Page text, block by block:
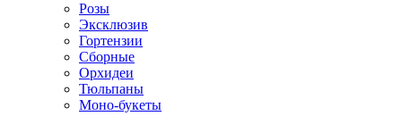
Розы
Эксклюзив
Гортензии
Сборные
Орхидеи
Тюльпаны
Моно-букеты